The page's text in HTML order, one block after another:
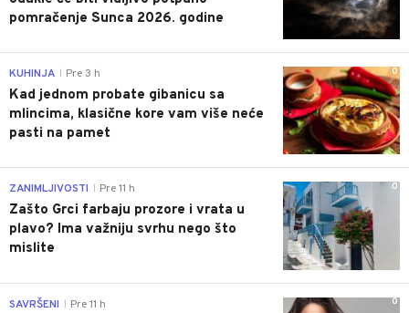
pomračenje Sunca 2026. godine
0
KUHINJA Pre 3 h
Kad jednom probate gibanicu sa
mlincima, klasične kore vam više neće
pasti na pamet
0
ZANIMLJIVOSTI Pre 11 h
Zašto Grci farbaju prozore i vrata u
plavo? Ima važniju svrhu nego što
mislite
0
SAVRŠENI Pre 11 h